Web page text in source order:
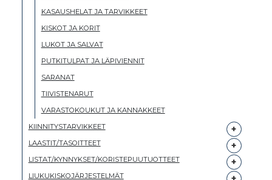
KASAUSHELAT JA TARVIKKEET
KISKOT JA KORIT
LUKOT JA SALVAT
PUTKITULPAT JA LÄPIVIENNIT
SARANAT
TIIVISTENARUT
VARASTOKOUKUT JA KANNAKKEET
KIINNITYSTARVIKKEET
LAASTIT/TASOITTEET
LISTAT/KYNNYKSET/KORISTEPUUTUOTTEET
LIUKUKISKOJÄRJESTELMÄT